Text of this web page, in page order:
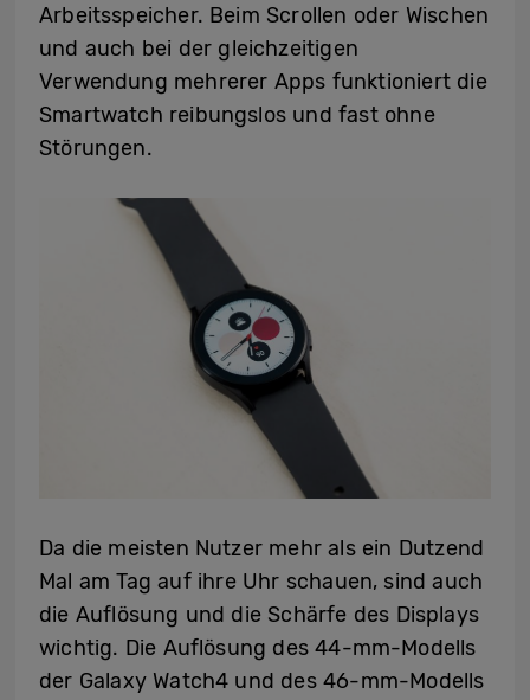
Arbeitsspeicher. Beim Scrollen oder Wischen
und auch bei der gleichzeitigen
Verwendung mehrerer Apps funktioniert die
Smartwatch reibungslos und fast ohne
Störungen.
Da die meisten Nutzer mehr als ein Dutzend
Mal am Tag auf ihre Uhr schauen, sind auch
die Auflösung und die Schärfe des Displays
wichtig. Die Auflösung des 44-mm-Modells
der Galaxy Watch4 und des 46-mm-Modells